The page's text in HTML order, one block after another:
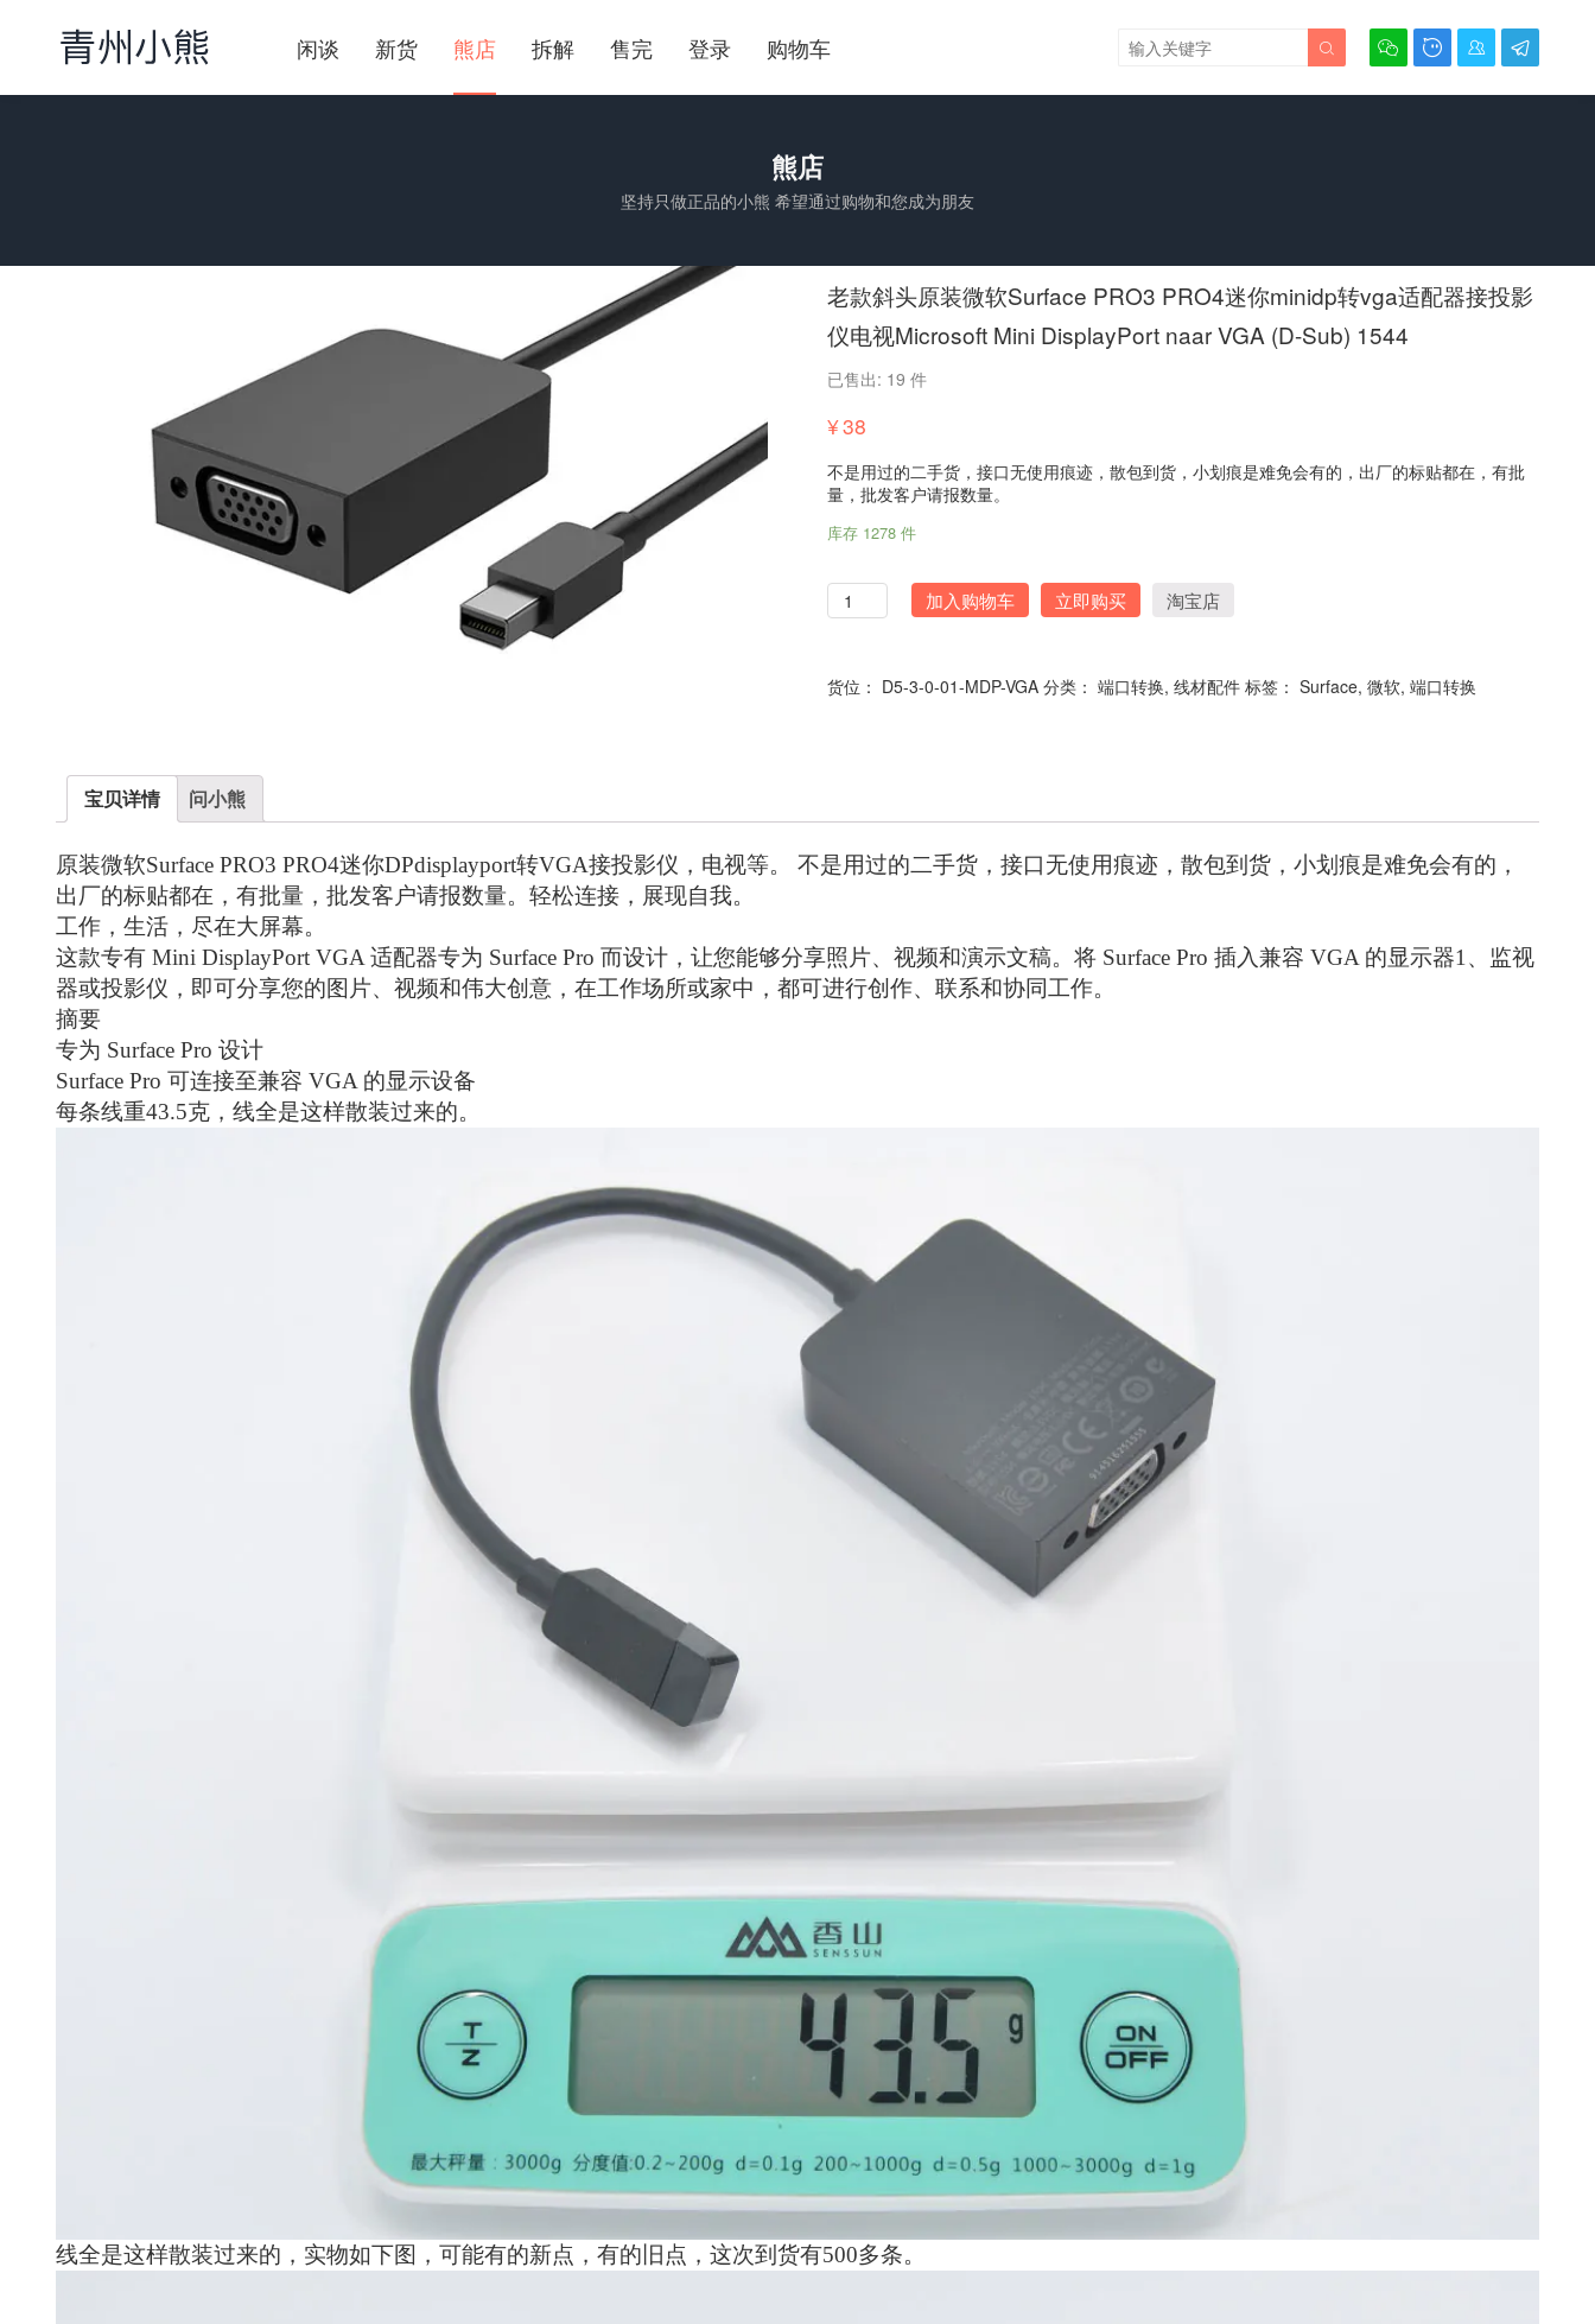
闲谈 新货 熊店 拆解 售完 登录 购物车    

熊店
坚持只做正品的小熊 希望通过购物和您成为朋友
老款斜头原装微软Surface PRO3 PRO4迷你minidp转vga适配器接投影
仪电视Microsoft Mini DisplayPort naar VGA (D-Sub) 1544
已售出: 19 件
¥38
不是用过的二手货，接口无使用痕迹，散包到货，小划痕是难免会有的，出厂的标贴都在，有批
量，批发客户请报数量。
库存 1278 件
量
加入购物车 立即购买 淘宝店
货位： D5-3-0-01-MDP-VGA 分类： 端口转换, 线材配件 标签： Surface, 微软, 端口转换
宝贝详情 问小熊
原装微软Surface PRO3 PRO4迷你DPdisplayport转VGA接投影仪，电视等。 不是用过的二手货，接口无使用痕迹，散包到货，小划痕是难免会有的，
出厂的标贴都在，有批量，批发客户请报数量。轻松连接，展现自我。
工作，生活，尽在大屏幕。
这款专有 Mini DisplayPort VGA 适配器专为 Surface Pro 而设计，让您能够分享照片、视频和演示文稿。将 Surface Pro 插入兼容 VGA 的显示器1、监视
器或投影仪，即可分享您的图片、视频和伟大创意，在工作场所或家中，都可进行创作、联系和协同工作。
摘要
专为 Surface Pro 设计
Surface Pro 可连接至兼容 VGA 的显示设备
每条线重43.5克，线全是这样散装过来的。
线全是这样散装过来的，实物如下图，可能有的新点，有的旧点，这次到货有500多条。